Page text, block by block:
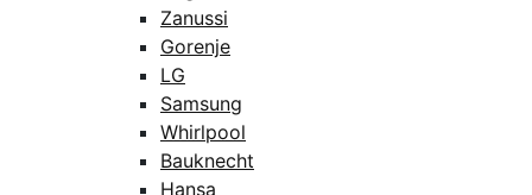
Zanussi
Gorenje
LG
Samsung
Whirlpool
Bauknecht
Hansa